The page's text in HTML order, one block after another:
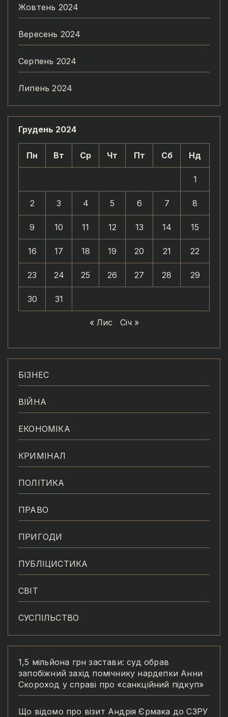
Жовтень 2024
Вересень 2024
Серпень 2024
Липень 2024
Грудень 2024
Пн Вт Ср Чт Пт Сб Нд
1
2 3 4 5 6 7 8
9 10 11 12 13 14 15
16 17 18 19 20 21 22
23 24 25 26 27 28 29
30 31
« Лис Січ »
БІЗНЕС
ВІЙНА
ЕКОНОМІКА
КРИМІНАЛ
ПОЛІТИКА
ПРАВО
ПРИГОДИ
ПУБЛІЦИСТИКА
СВІТ
СУСПІЛЬСТВО
1,5 мільйона грн застави: суд обрав
запобіжний захід помічнику нардепки Анни
Скороход у справі про «санкційний підкуп»
Що відомо про візит Андрія Єрмака до СЗРУ